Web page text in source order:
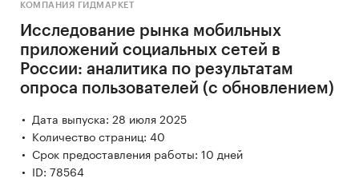
КОМПАНИЯ ГИДМАРКЕТ
Исследование рынка мобильных
приложений социальных сетей в
России: аналитика по результатам
опроса пользователей (с обновлением)
Дата выпуска: 28 июля 2025
Количество страниц: 40
Срок предоставления работы: 10 дней
ID: 78564